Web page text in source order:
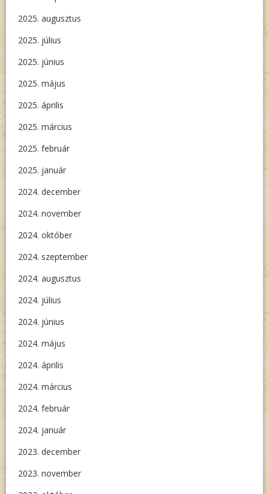
2025. augusztus
2025. július
2025. június
2025. május
2025. április
2025. március
2025. február
2025. január
2024. december
2024. november
2024. október
2024. szeptember
2024. augusztus
2024. július
2024. június
2024. május
2024. április
2024. március
2024. február
2024. január
2023. december
2023. november